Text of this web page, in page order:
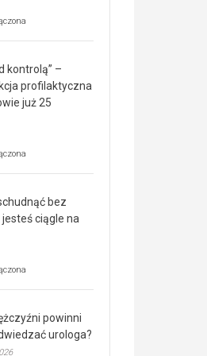
kontrolą” –
profilaktyczna
już 25
bez
ciągle na
powinni
urologa?